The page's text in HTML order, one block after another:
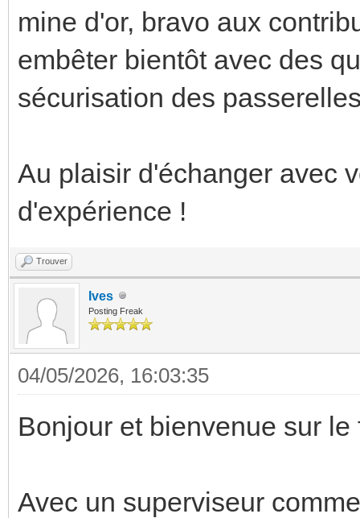
mine d'or, bravo aux
embêter bientôt avec des
sécurisation des
Au plaisir d'échanger avec
d'expérience !
Trouver
Ives
Posting Freak
04/05/2026, 16:03:35
Bonjour et bienvenue sur le
Avec un superviseur